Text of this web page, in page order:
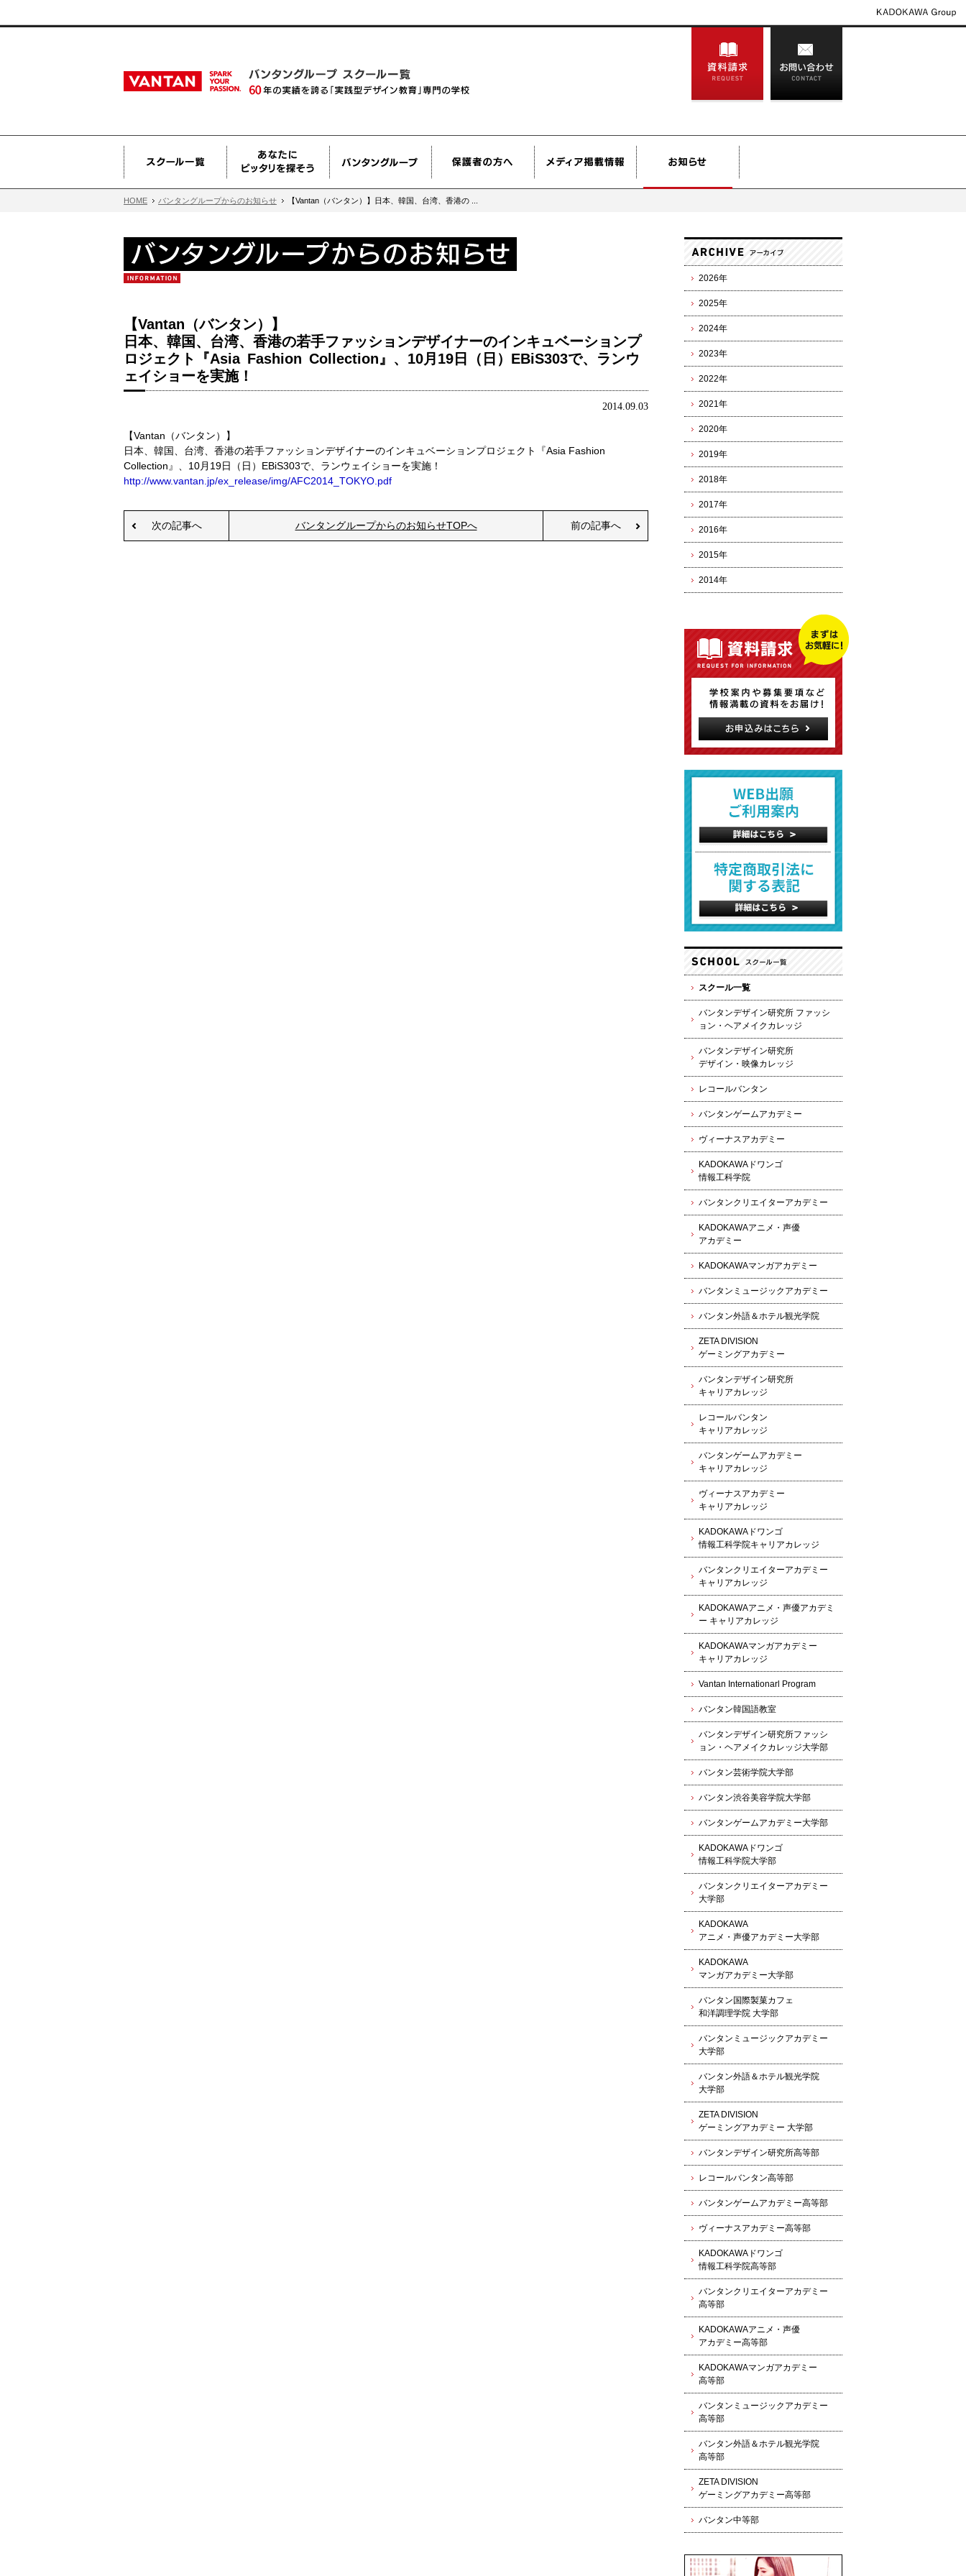
HOME バンタングループからのお知らせ 【Vantan（バンタン）】日本、韓国、台湾、香港の ...
【Vantan（バンタン）】
日本、韓国、台湾、香港の若手ファッションデザイナーのインキュベーションプ
ロジェクト『Asia Fashion Collection』、10月19日（日）EBiS303で、ランウ
ェイショーを実施！
2014.09.03
【Vantan（バンタン）】
日本、韓国、台湾、香港の若手ファッションデザイナーのインキュベーションプロジェクト『Asia Fashion
Collection』、10月19日（日）EBiS303で、ランウェイショーを実施！
http://www.vantan.jp/ex_release/img/AFC2014_TOKYO.pdf
次の記事へ バンタングループからのお知らせTOPへ 前の記事へ
2026年
2025年
2024年
2023年
2022年
2021年
2020年
2019年
2018年
2017年
2016年
2015年
2014年
スクール一覧
バンタンデザイン研究所 ファッシ
ョン・ヘアメイクカレッジ
バンタンデザイン研究所
デザイン・映像カレッジ
レコールバンタン
バンタンゲームアカデミー
ヴィーナスアカデミー
KADOKAWAドワンゴ
情報工科学院
バンタンクリエイターアカデミー
KADOKAWAアニメ・声優
アカデミー
KADOKAWAマンガアカデミー
バンタンミュージックアカデミー
バンタン外語＆ホテル観光学院
ZETA DIVISION
ゲーミングアカデミー
バンタンデザイン研究所
キャリアカレッジ
レコールバンタン
キャリアカレッジ
バンタンゲームアカデミー
キャリアカレッジ
ヴィーナスアカデミー
キャリアカレッジ
KADOKAWAドワンゴ
情報工科学院キャリアカレッジ
バンタンクリエイターアカデミー
キャリアカレッジ
KADOKAWAアニメ・声優アカデミ
ー キャリアカレッジ
KADOKAWAマンガアカデミー
キャリアカレッジ
Vantan Internationarl Program
バンタン韓国語教室
バンタンデザイン研究所ファッシ
ョン・ヘアメイクカレッジ大学部
バンタン芸術学院大学部
バンタン渋谷美容学院大学部
バンタンゲームアカデミー大学部
KADOKAWAドワンゴ
情報工科学院大学部
バンタンクリエイターアカデミー
大学部
KADOKAWA
アニメ・声優アカデミー大学部
KADOKAWA
マンガアカデミー大学部
バンタン国際製菓カフェ
和洋調理学院 大学部
バンタンミュージックアカデミー
大学部
バンタン外語＆ホテル観光学院
大学部
ZETA DIVISION
ゲーミングアカデミー 大学部
バンタンデザイン研究所高等部
レコールバンタン高等部
バンタンゲームアカデミー高等部
ヴィーナスアカデミー高等部
KADOKAWAドワンゴ
情報工科学院高等部
バンタンクリエイターアカデミー
高等部
KADOKAWAアニメ・声優
アカデミー高等部
KADOKAWAマンガアカデミー
高等部
バンタンミュージックアカデミー
高等部
バンタン外語＆ホテル観光学院
高等部
ZETA DIVISION
ゲーミングアカデミー高等部
バンタン中等部